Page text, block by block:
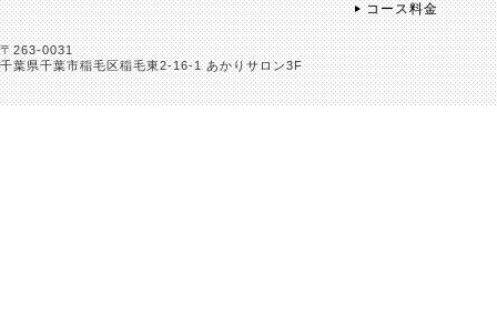
〒263-0031
千葉県千葉市稲毛区稲毛東2-16-1 あかりサロン3F
コース料金